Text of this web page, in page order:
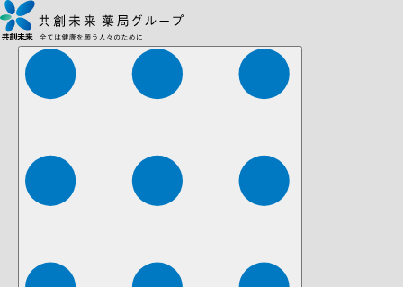
株式会社ファーマみらい 株式会社ストレチア